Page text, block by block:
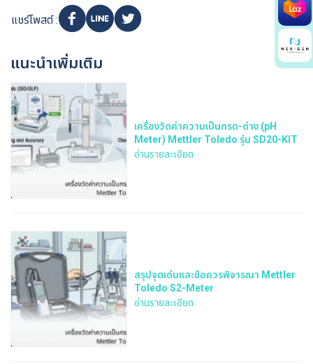
Search
for:
แชร์โพสต์ :
แนะนำเพิ่มเติม
เครื่องวัดค่าความเป็นกรด-ด่าง (pH
Meter) Mettler Toledo รุ่น SD20-KIT
อ่านรายละเอียด
สรุปจุดเด่นและข้อควรพิจารณา Mettler
Toledo S2-Meter
อ่านรายละเอียด